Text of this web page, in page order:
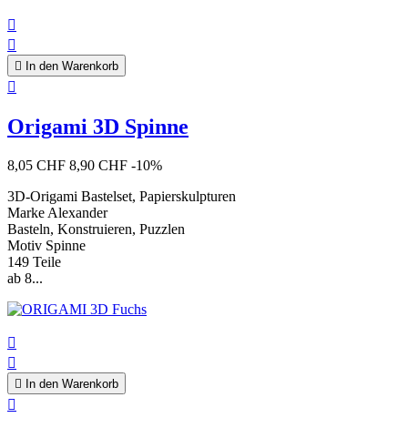


 In den Warenkorb

Origami 3D Spinne
8,05 CHF 8,90 CHF -10%
3D-Origami Bastelset, Papierskulpturen
Marke Alexander
Basteln, Konstruieren, Puzzlen
Motiv Spinne
149 Teile
ab 8...


 In den Warenkorb
